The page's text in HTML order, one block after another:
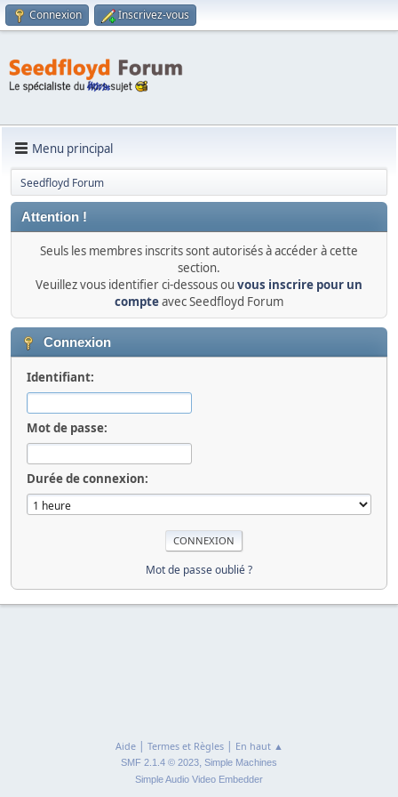
Connexion Inscrivez-vous
Menu principal
Seedfloyd Forum
Attention !
Seuls les membres inscrits sont autorisés à accéder à cette
section.
Veuillez vous identifier ci-dessous ou vous inscrire pour un
compteavec Seedfloyd Forum
Connexion
Identifiant:
Mot de passe:
Durée de connexion:
Mot de passe oublié ?
Aide| Termes et Règles| En haut ▲
SMF 2.1.4 © 2023, Simple Machines
Simple Audio Video Embedder